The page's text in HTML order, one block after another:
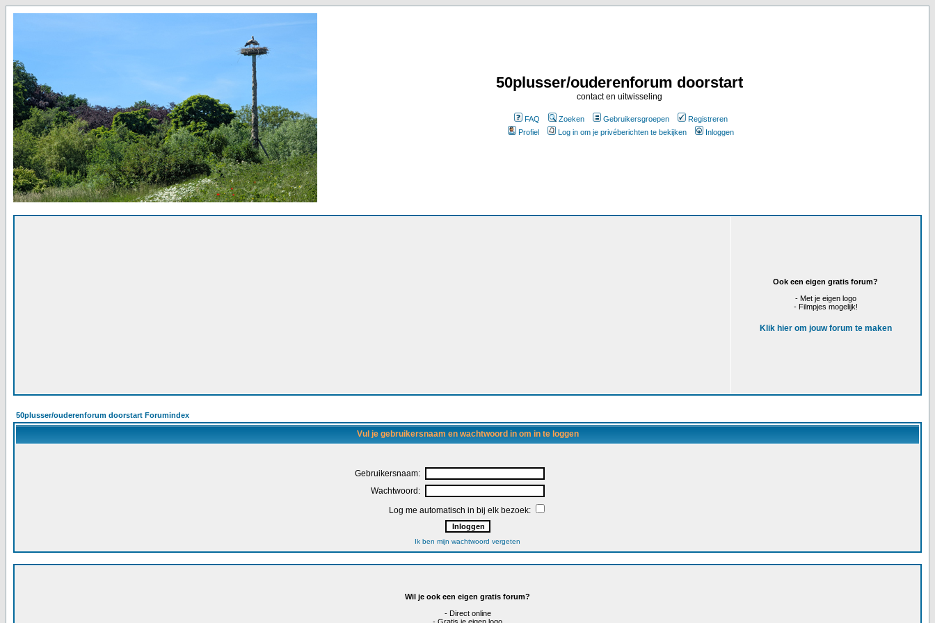
50plusser/ouderenforum doorstart
contact en uitwisseling
FAQ Zoeken Gebruikersgroepen
Registreren
Profiel
Log in om je privéberichten te bekijken Inloggen
Ook een eigen gratis forum?
- Met je eigen logo
- Filmpjes mogelijk!
Klik hier om jouw forum te maken
50plusser/ouderenforum doorstart Forumindex
Vul je gebruikersnaam en wachtwoord in om in te loggen
Gebruikersnaam:
Wachtwoord:
Log me automatisch in bij elk bezoek:
Ik ben mijn wachtwoord vergeten
Wil je ook een eigen gratis forum?
- Direct online